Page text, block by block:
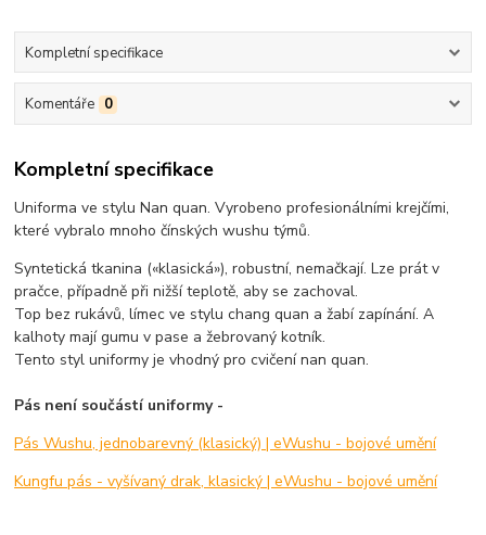
Kompletní specifikace
Komentáře 0
Kompletní specifikace
Uniforma ve stylu Nan quan. Vyrobeno profesionálními krejčími,
které vybralo mnoho čínských wushu týmů.
Syntetická tkanina («klasická»), robustní, nemačkají. Lze prát v
pračce, případně při nižší teplotě, aby se zachoval.
Top bez rukávů, límec ve stylu chang quan a žabí zapínání. A
kalhoty mají gumu v pase a žebrovaný kotník.
Tento styl uniformy je vhodný pro cvičení nan quan.
Pás není součástí uniformy -
Pás Wushu, jednobarevný (klasický) | eWushu - bojové umění
Kungfu pás - vyšívaný drak, klasický | eWushu - bojové umění